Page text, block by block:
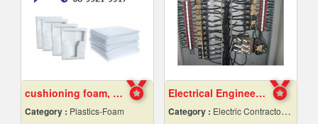
cushioning foam, foam rolls, Chonburi
Category : Plastics-Foam
Electrical Engineering
Category : Electric Contractors-Industrial & Residential